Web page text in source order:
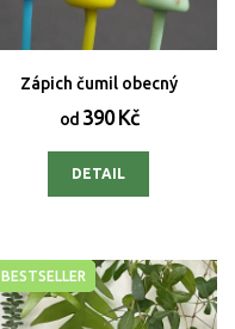
Zápich čumil obecný
od390 Kč
DETAIL
BESTSELLER